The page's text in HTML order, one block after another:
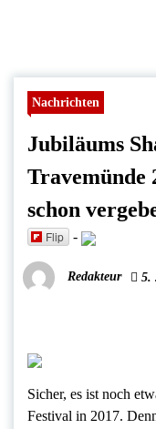
Nachrichten
Jubiläums
Travemünde
schon
Flip -
Redakteur 5.
Sicher, es ist noch
Festival in 2017.